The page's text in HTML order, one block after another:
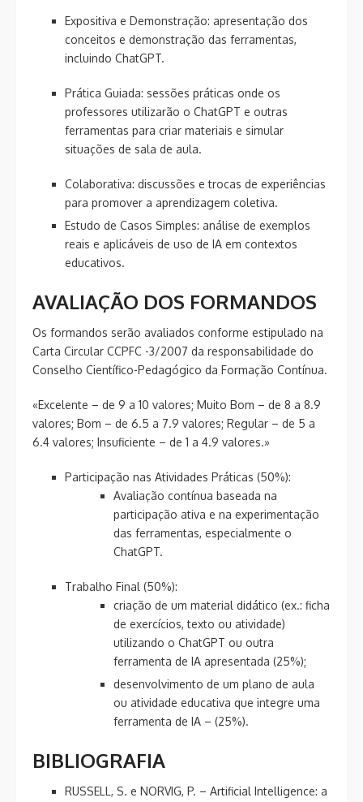
Expositiva e Demonstração: apresentação dos
conceitos e demonstração das ferramentas,
incluindo ChatGPT.
Prática Guiada: sessões práticas onde os
professores utilizarão o ChatGPT e outras
ferramentas para criar materiais e simular
situações de sala de aula.
Colaborativa: discussões e trocas de experiências
para promover a aprendizagem coletiva.
Estudo de Casos Simples: análise de exemplos
reais e aplicáveis de uso de IA em contextos
educativos.
AVALIAÇÃO DOS FORMANDOS
Os formandos serão avaliados conforme estipulado na
Carta Circular CCPFC -3/2007 da responsabilidade do
Conselho Científico-Pedagógico da Formação Contínua.
«Excelente – de 9 a 10 valores; Muito Bom – de 8 a 8.9
valores; Bom – de 6.5 a 7.9 valores; Regular – de 5 a
6.4 valores; Insuficiente – de 1 a 4.9 valores.»
Participação nas Atividades Práticas (50%):
Avaliação contínua baseada na
participação ativa e na experimentação
das ferramentas, especialmente o
ChatGPT.
Trabalho Final (50%):
criação de um material didático (ex.: ficha
de exercícios, texto ou atividade)
utilizando o ChatGPT ou outra
ferramenta de IA apresentada (25%);
desenvolvimento de um plano de aula
ou atividade educativa que integre uma
ferramenta de IA – (25%).
BIBLIOGRAFIA
RUSSELL, S. e NORVIG, P. – Artificial Intelligence: a